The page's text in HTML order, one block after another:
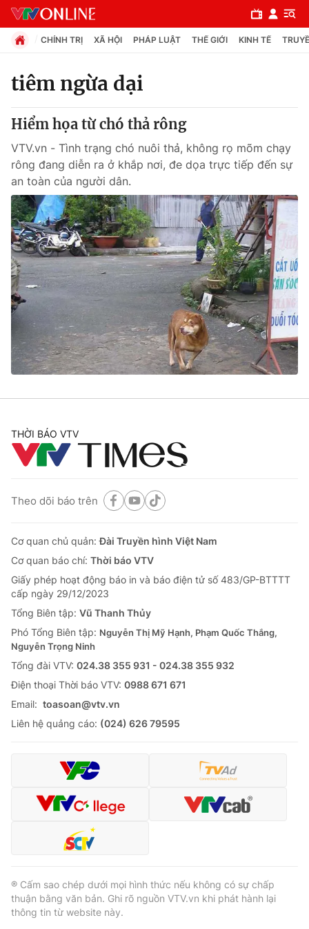
Chuyên mục
Xã hội
Pháp luật
Y tế
Thế giới
Tin tức
Thế giới đó đây
Kinh tế
Tài chính
Thị trường
Dữ liệu và đời sống
Phim VTV
Nhân vật
Giải sao mai
Giải trí
Sao
Đời sống
Làm đẹp
Chất lượng cuộc sống
Giáo dục
Tuyển sinh
Học trực tuyến
Công nghệ
Hitech Công nghệ tương lai
Sản phẩm
Thị trường
Tư vấn
Giao lưu trực tuyến
Lịch phát sóng
Chuyên mục khác
Infographic
Shorts video
VTV Sức khoẻ Bất động sản
CHÍNH TRỊ XÃ HỘI PHÁP LUẬT THẾ GIỚI KINH TẾ
tiêm ngừa dại
Hiểm họa từ chó thả rông
VTV.vn - Tình trạng chó nuôi thả, không rọ mõm chạy
rông đang diễn ra ở khắp nơi, đe dọa trực tiếp đến sự
an toàn của người dân.
THỜI BÁO VTV
Theo dõi báo trên
Cơ quan chủ quản:Đài Truyền hình Việt Nam
Cơ quan báo chí: Thời báo VTV
Giấy phép hoạt động báo in và báo điện tử số 483/GP-BTTTT
cấp ngày 29/12/2023
Tổng Biên tập: Vũ Thanh Thủy
Phó Tổng Biên tập: Nguyễn Thị Mỹ Hạnh, Phạm Quốc Thắng,
Nguyễn Trọng Ninh
Tổng đài VTV: 024.38 355 931 - 024.38 355 932
Ðiện thoại Thời báo VTV: 0988 671 671
Email: toasoan@vtv.vn
Liên hệ quảng cáo: (024) 626 79595
® Cấm sao chép dưới mọi hình thức nếu không có sự chấp
thuận bằng văn bản. Ghi rõ nguồn VTV.vn khi phát hành lại
thông tin từ website này.